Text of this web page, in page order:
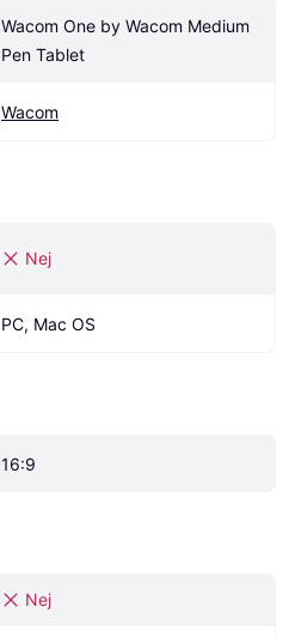
Wacom One by Wacom Medium
Pen Tablet
Wacom
Nej
PC, Mac OS
16:9
Nej